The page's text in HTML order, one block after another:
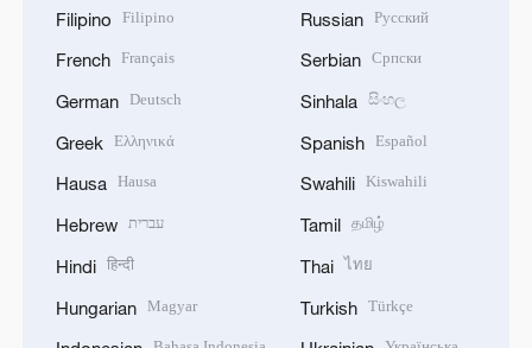
Filipino Filipino
French Français
German Deutsch
Greek Ελληνικά
Hausa Hausa
Hebrew עברית
Hindi हिन्दी
Hungarian Magyar
Russian Русский
Serbian Српски
Sinhala සිංහල
Spanish Español
Swahili Kiswahili
Tamil தமிழ்
Thai ไทย
Turkish Türkçe